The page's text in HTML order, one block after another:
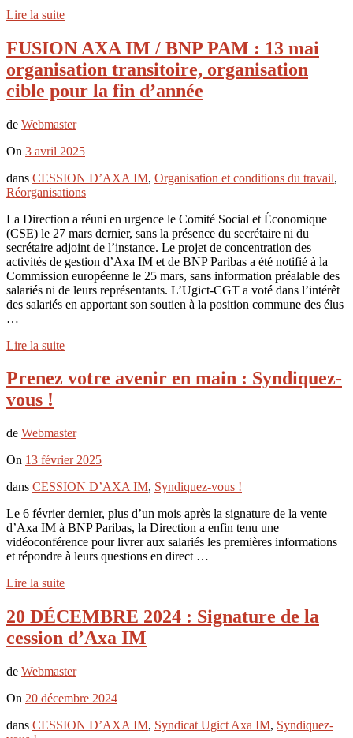
Lire la suite
FUSION AXA IM / BNP PAM : 13 mai
organisation transitoire, organisation
cible pour la fin d’année
de Webmaster
On 3 avril 2025
dans CESSION D’AXA IM, Organisation et conditions du travail,
Réorganisations
La Direction a réuni en urgence le Comité Social et Économique
(CSE) le 27 mars dernier, sans la présence du secrétaire ni du
secrétaire adjoint de l’instance. Le projet de concentration des
activités de gestion d’Axa IM et de BNP Paribas a été notifié à la
Commission européenne le 25 mars, sans information préalable des
salariés ni de leurs représentants. L’Ugict-CGT a voté dans l’intérêt
des salariés en apportant son soutien à la position commune des élus
…
Lire la suite
Prenez votre avenir en main : Syndiquez-
vous !
de Webmaster
On 13 février 2025
dans CESSION D’AXA IM, Syndiquez-vous !
Le 6 février dernier, plus d’un mois après la signature de la vente
d’Axa IM à BNP Paribas, la Direction a enfin tenu une
vidéoconférence pour livrer aux salariés les premières informations
et répondre à leurs questions en direct …
Lire la suite
20 DÉCEMBRE 2024 : Signature de la
cession d’Axa IM
de Webmaster
On 20 décembre 2024
dans CESSION D’AXA IM, Syndicat Ugict Axa IM, Syndiquez-